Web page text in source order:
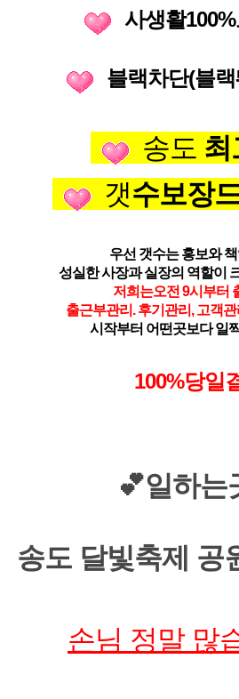
사생활
블랙차단(블
송도 최
갯수보장
우선 갯수는 홍보와
성실한 사장과 실장의 역할이
저희는오전 9시부터
출근부관리. 후기관리, 고객
시작부터 어떤곳보다 일
100%당일
💕일하는
송도 달빛축제 공
손님 정말 많